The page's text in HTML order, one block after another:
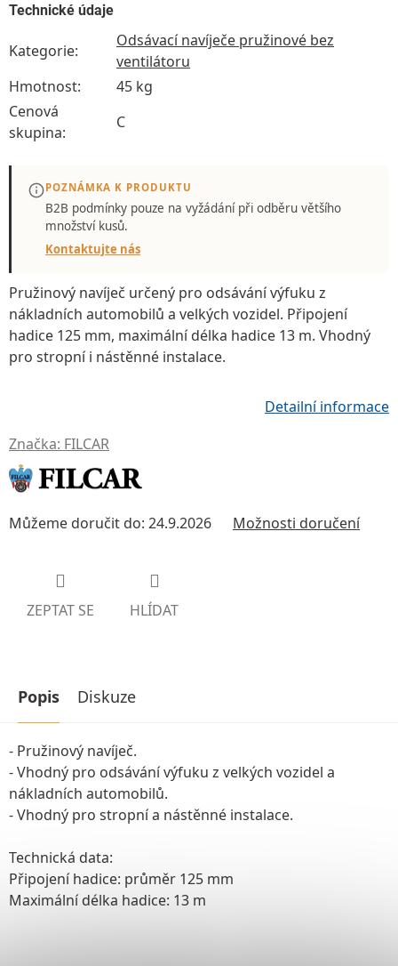
Pružinový navíječ určený pro odsávání výfuku z
nákladních automobilů a velkých vozidel. Připojení
hadice 125 mm, maximální délka hadice 13 m. Vhodný
pro stropní i nástěnné instalace.
Detailní informace
Značka: FILCAR
Můžeme doručit do: 24.9.2026 Možnosti doručení
ZEPTAT SE HLÍDAT
Technické údaje
Kategorie:
Odsávací navíječe pružinové bez
ventilátoru
Hmotnost:
45 kg
Cenová
skupina:
C
POZNÁMKA K PRODUKTU
B2B podmínky pouze na vyžádánípři odběru většího
množství kusů.
Kontaktujte nás
Popis Diskuze
- Pružinový navíječ.
- Vhodný pro odsávání výfuku z velkých vozidel a
nákladních automobilů.
- Vhodný pro stropní a nástěnné instalace.
Technická data:
Připojení hadice: průměr 125 mm
Maximální délka hadice: 13 m